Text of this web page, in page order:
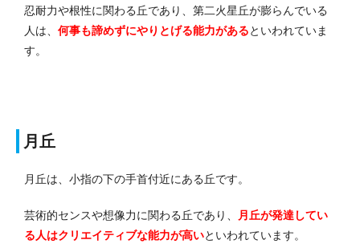
忍耐力や根性に関わる丘であり、第二火星丘が膨らんでいる
人は、 何事も諦めずにやりとげる能力があるといわれていま
す。
月丘
月丘は、小指の下の手首付近にある丘です。
芸術的センスや想像力に関わる丘であり、
月丘が発達してい
る人はクリエイティブな能力が高いといわれています。